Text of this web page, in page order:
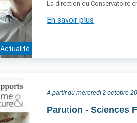
Actualité
La direction du Conservatoire
En savoir plus
A partir du mercredi 2 octobre
Parution - Sciences